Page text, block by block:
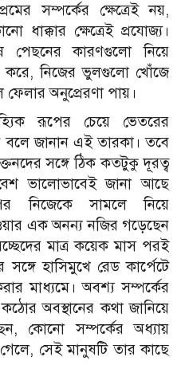
সম্পর্কের ক্ষেত্রেই নয়,
ধাক্কার ক্ষেত্রেই প্রযোজ্য।
পেছনের কারণগুলো নিয়ে
করে, নিজের ভুলগুলো খোঁজে
অনুপ্রেরণা পায়।
রূপের চেয়ে ভেতরের
বলে জানান এই তারকা। তবে
সঙ্গে ঠিক কতটুকু দূরত্ব
ভালোভাবেই জানা আছে
নিজেকে সামলে নিয়ে
এক অনন্য নজির গড়েছেন
মাত্র কয়েক মাস পরই
সঙ্গে হাসিমুখে রেড কার্পেটে
মাধ্যমে। অবশ্য সম্পর্কের
অবস্থানের কথা জানিয়ে
কোনো সম্পর্কের অধ্যায়
সেই মানুষটি তার কাছে